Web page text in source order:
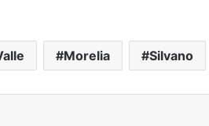
Morelia Silvano